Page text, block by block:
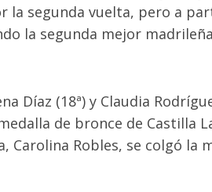
la segunda vuelta, pero a
la segunda mejor
Díaz (18ª) y Claudia
de bronce de Castilla
Carolina Robles, se colgó la